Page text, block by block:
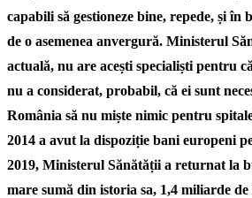
capabili să gestioneze bine, repede, și în
de o asemenea anvergură. Ministerul
actuală, nu are acești specialiști pentru
nu a considerat, probabil, că ei sunt
România să nu miște nimic pentru
2014 a avut la dispoziție bani europeni
2019, Ministerul Sănătății a returnat la
mare sumă din istoria sa, 1,4 miliarde de